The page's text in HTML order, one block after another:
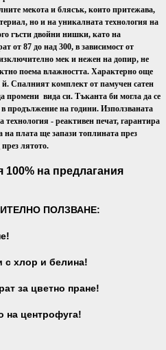
мекота и блясък, които притежава,
но и на уникалната технология на
гъсти двойни нишки, като на
от 87 до над 300, в зависимост от
мек и нежен на допир, не
поема влажността. Характерно още
Спалният комплект от памучен сатен
промени вида си. Тъканта би могла да се
продължение на години. Използваната
технология - реактивен печат, гарантира
на плата ще запази топлината през
лятото.
100% на предлагания
ПОЛЗВАНЕ:
с хлор и белина!
за цветно пране!
на центрофуга!